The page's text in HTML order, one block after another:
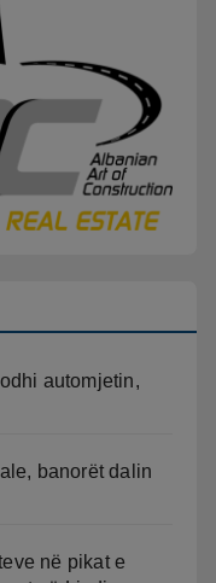
automjetin,
banorët dalin
në pikat e